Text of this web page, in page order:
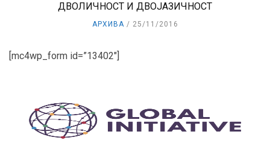
ДВОЛИЧНОСТ И ДВОЈАЗИЧНОСТ
АРХИВА 25/11/2016
[mc4wp_form id=”13402″]